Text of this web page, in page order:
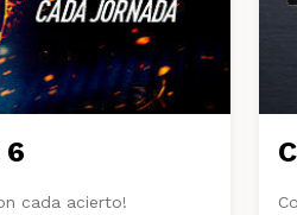
6
cada acierto!